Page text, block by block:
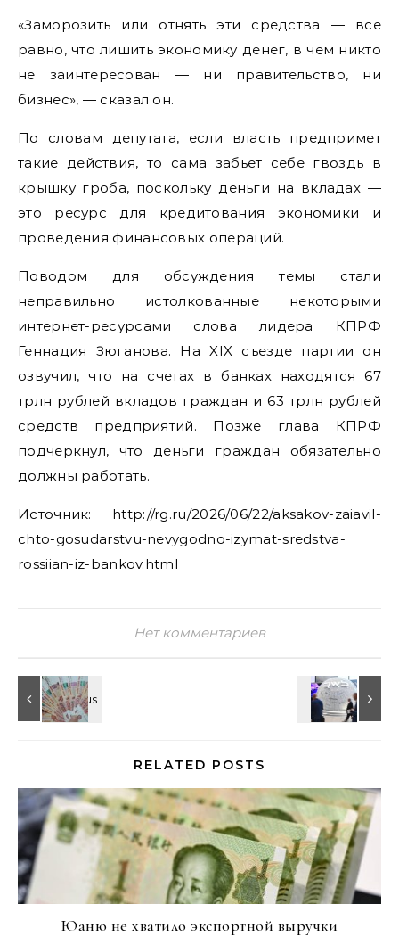
«Заморозить или отнять эти средства — все
равно, что лишить экономику денег, в чем никто
не заинтересован — ни правительство, ни
бизнес», — сказал он.
По словам депутата, если власть предпримет
такие действия, то сама забьет себе гвоздь в
крышку гроба, поскольку деньги на вкладах —
это ресурс для кредитования экономики и
проведения финансовых операций.
Поводом для обсуждения темы стали
неправильно истолкованные некоторыми
интернет-ресурсами слова лидера КПРФ
Геннадия Зюганова. На XIX съезде партии он
озвучил, что на счетах в банках находятся 67
трлн рублей вкладов граждан и 63 трлн рублей
средств предприятий. Позже глава КПРФ
подчеркнул, что деньги граждан обязательно
должны работать.
Источник: http://rg.ru/2026/06/22/aksakov-zaiavil-
chto-gosudarstvu-nevygodno-izymat-sredstva-
rossiian-iz-bankov.html
Нет комментариев
RELATED POSTS
Юаню не хватило экспортной выручки